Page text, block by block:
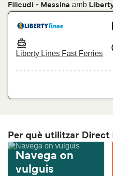
Filicudi - Messina amb
Liberty Lines Fast Ferries
Per què utilitzar Direct
Navega on
vulguis